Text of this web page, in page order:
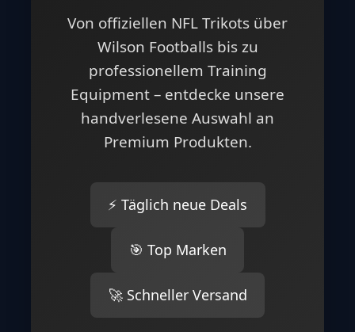
Von offiziellen NFL Trikots über
Wilson Footballs bis zu
professionellem Training
Equipment – entdecke unsere
handverlesene Auswahl an
Premium Produkten.
⚡ Täglich neue Deals
🎯 Top Marken
🚀 Schneller Versand